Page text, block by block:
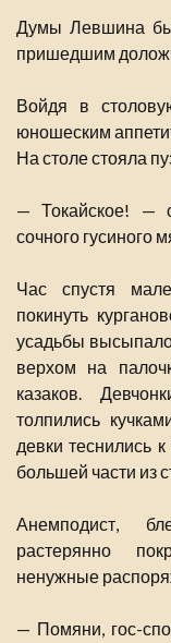
Думы Левшина
пришедшим
Войдя в
юношеским
На столе стояла
— Токайское! —
сочного гусиного
Час спустя
покинуть
усадьбы
верхом на
казаков.
толпились
девки теснились
большей части из
Анемподист,
растерянно
ненужные
— Помяни, гос-